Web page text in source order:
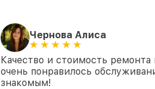
Чернова Алиса
Качество и стоимость
очень понравилось
знакомым!